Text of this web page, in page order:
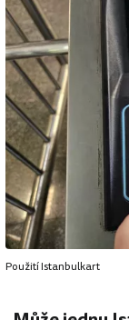
Použití Istanbulkart